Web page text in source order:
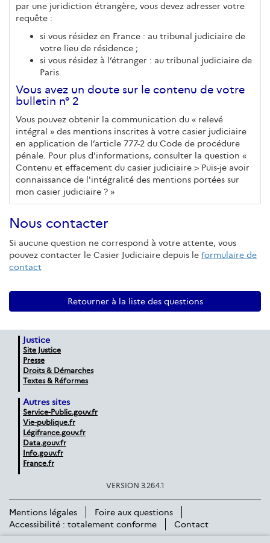
par une juridiction étrangère, vous devez adresser votre
requête :
si vous résidez en France : au tribunal judiciaire de
votre lieu de résidence ;
si vous résidez à l’étranger : au tribunal judiciaire de
Paris.
Vous avez un doute sur le contenu de votre
bulletin n° 2
Vous pouvez obtenir la communication du « relevé
intégral » des mentions inscrites à votre casier judiciaire
en application de l’article 777-2 du Code de procédure
pénale. Pour plus d'informations, consulter la question «
Contenu et effacement du casier judiciaire > Puis-je avoir
connaissance de l'intégralité des mentions portées sur
mon casier judiciaire ? »
Nous contacter
Si aucune question ne correspond à votre attente, vous
pouvez contacter le Casier Judiciaire depuis le formulaire de
contact
Retourner à la liste des questions
Justice
Site Justice
Presse
Droits & Démarches
Textes & Réformes
Autres sites
Service-Public.gouv.fr
Vie-publique.fr
Légifrance.gouv.fr
Data.gouv.fr
Info.gouv.fr
France.fr
VERSION 3.26.4.1
Mentions légales
Foire aux questions
Accessibilité : totalement conforme
Contact